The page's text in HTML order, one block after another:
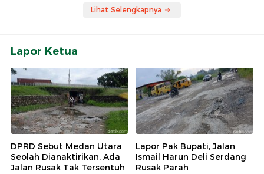
Lihat Selengkapnya
Lapor Ketua
DPRD Sebut Medan Utara
Seolah Dianaktirikan, Ada
Jalan Rusak Tak Tersentuh
Lapor Pak Bupati, Jalan
Ismail Harun Deli Serdang
Rusak Parah